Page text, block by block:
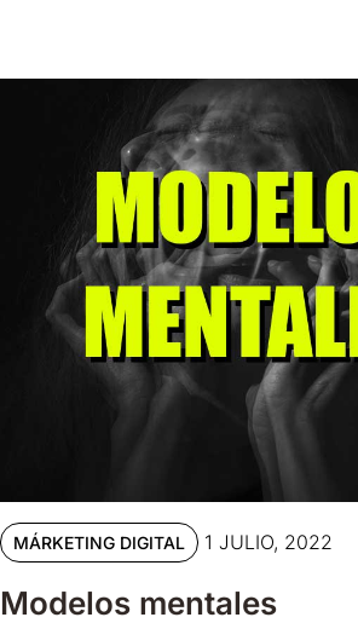
MÁRKETING DIGITAL 1 JULIO, 2022
Modelos mentales